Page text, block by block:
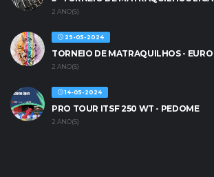
2 ANO(S)
29-05-2024
TORNEIO DE MATRAQUILHOS -
2 ANO(S)
14-05-2024
PRO TOUR ITSF 250 WT - PEDOME
2 ANO(S)